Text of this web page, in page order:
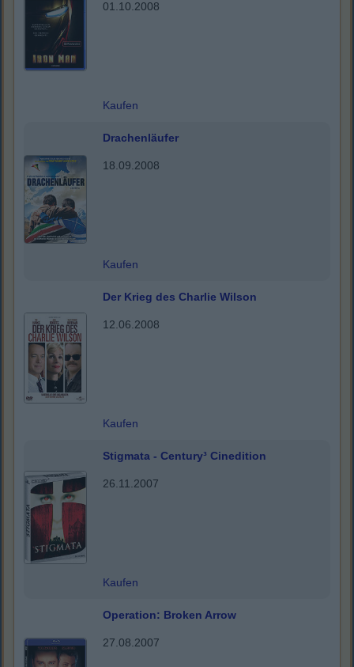
01.10.2008
Kaufen
Drachenläufer
18.09.2008
Kaufen
Der Krieg des Charlie Wilson
12.06.2008
Kaufen
Stigmata - Century³ Cinedition
26.11.2007
Kaufen
Operation: Broken Arrow
27.08.2007